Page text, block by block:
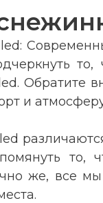
Обратите
и
то,
же, все